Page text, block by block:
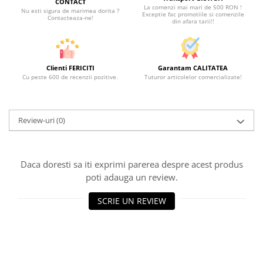
Nu esti sigura de marimea dorita ?
Contacteaza-ne!
La comenzi mai mari de 500 RON !
Exceptie fac promotiile si comenzile
din afara tarii!!
Clienti FERICITI
Cu peste 600 de recenzii pozitive.
Garantam CALITATEA
Tuturor articolelor comercializate!
Review-uri(0)
Daca doresti sa iti exprimi parerea despre acest produs
poti adauga un review.
SCRIE UN REVIEW